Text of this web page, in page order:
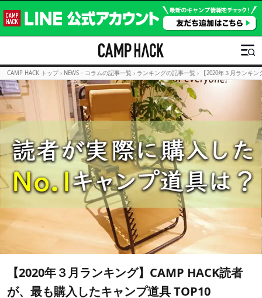
CAMP HACK トップ › NEWS・コラムの記事一覧 › ランキングの記事一覧 › 【2020年３月ランキ
【2020年３月ランキング】CAMP HACK読者
が、最も購入したキャンプ道具 TOP10